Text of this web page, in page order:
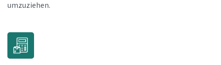
umzuziehen.